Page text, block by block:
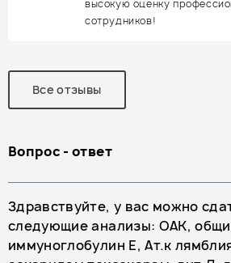
высокую оценку
сотрудников!
Все отзывы
Вопрос - ответ
Здравствуйте, у вас можно
следующие анализы: ОАК,
иммуноглобулин Е, Ат.к